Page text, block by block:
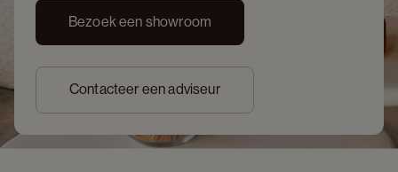
Bezoek een showroom
Contacteer een adviseur